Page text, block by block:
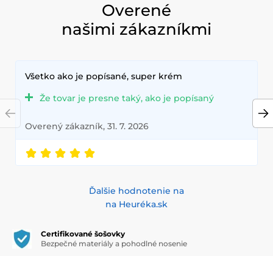
Overené
našimi zákazníkmi
Všetko ako je popísané, super krém
Že tovar je presne taký, ako je popísaný
Overený zákazník, 31. 7. 2026
Ďalšie hodnotenie na
na Heuréka.sk
Certifikované šošovky
Bezpečné materiály a pohodlné nosenie